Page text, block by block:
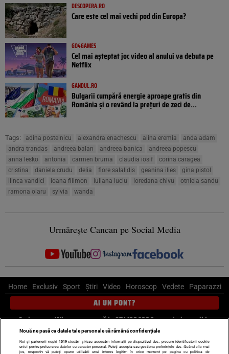
DESCOPERA.RO
Care este cel mai vechi pod din Europa?
GO4GAMES
Cel mai așteptat joc video al anului va debuta pe
Netflix
GANDUL.RO
Bulgarii cumpără energie aproape gratis din
România și o revând la prețuri de zeci de...
Tags: adina postelnicu alexandra enachescu alina eremia
anda adam
andra trandas
andreea balan andreea banica
andreea popescu
anna lesko
antonia carmen bruma claudia iosif
corina caragea
cristina
daniela crudu delia flore salalidis geanina ilies
gina pistol
ilinca vandici
ioana filimon iuliana luciu loredana chivu
otniela sandu
ramona olaru
sylvia wanda
Urmărește Cancan pe Social Media
Home Exclusiv Sport Știri Video Horoscop Vedete Paparazzi
AI UN PONT?
Scrie-ne pe Whatsapp, sună la 0741226226 sau trimite mail la
pont@cancan.ro
Nouă ne pasă ca datele tale personale să rămână confidențiale
Noi și partenerii noștri 1019stocăm și/sau accesăm informații pe dispozitivul dvs., precum identificatorii cookie
unici pentru prelucrarea datelor cu caracter personal. Puteți accepta sau gestiona preferințele dvs. făcând clic mai
jos, respectiv vă puteți opune utilizării unui interes legitim în orice moment pe pagina cu politica de